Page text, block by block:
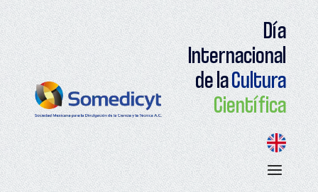
Día
Internacional
de laCultura
Científica